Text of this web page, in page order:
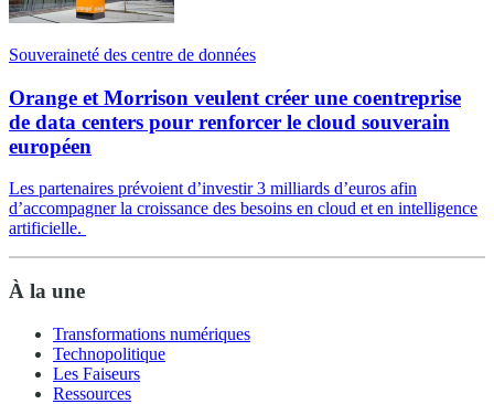
Souveraineté des centre de données
Orange et Morrison veulent créer une coentreprise
de data centers pour renforcer le cloud souverain
européen
Les partenaires prévoient d’investir 3 milliards d’euros afin
d’accompagner la croissance des besoins en cloud et en intelligence
artificielle.
À la une
Transformations numériques
Technopolitique
Les Faiseurs
Ressources